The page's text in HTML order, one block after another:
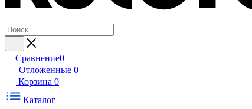
Сравнение0
Отложенные 0
Корзина 0
Каталог